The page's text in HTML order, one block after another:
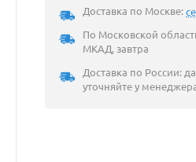
Доставка по Москве:
По Московской
МКАД, завтра
Доставка по России:
уточняйте у